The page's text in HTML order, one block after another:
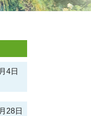
4日
28日